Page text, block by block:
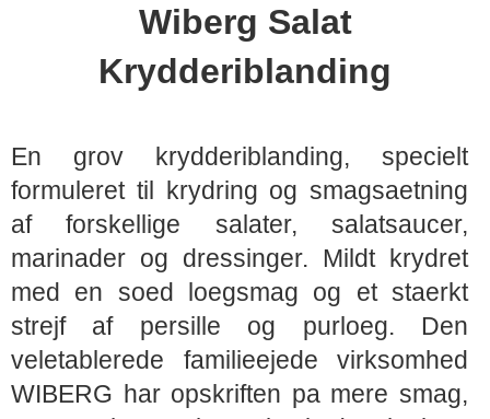
Wiberg Salat
Krydderiblanding
En grov krydderiblanding, specielt
formuleret til krydring og smagsaetning
af forskellige salater, salatsaucer,
marinader og dressinger. Mildt krydret
med en soed loegsmag og et staerkt
strejf af persille og purloeg. Den
veletablerede familieejede virksomhed
WIBERG har opskriften pa mere smag,